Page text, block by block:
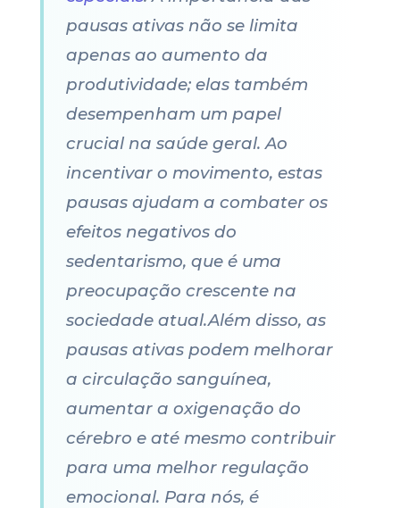
pausas ativas não se limita
apenas ao aumento da
produtividade; elas também
desempenham um papel
crucial na saúde geral. Ao
incentivar o movimento, estas
pausas ajudam a combater os
efeitos negativos do
sedentarismo, que é uma
preocupação crescente na
sociedade atual.Além disso, as
pausas ativas podem melhorar
a circulação sanguínea,
aumentar a oxigenação do
cérebro e até mesmo contribuir
para uma melhor regulação
emocional. Para nós, é